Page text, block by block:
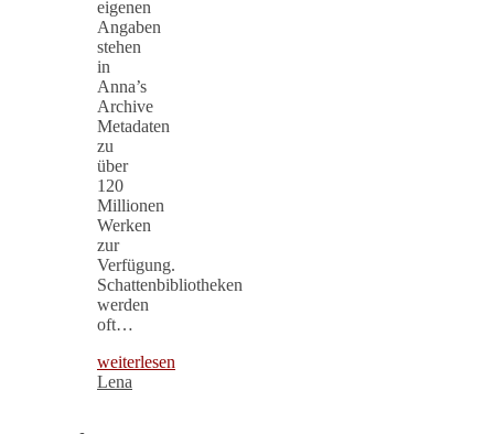
eigenen
Angaben
stehen
in
Anna’s
Archive
Metadaten
zu
über
120
Millionen
Werken
zur
Verfügung.
Schattenbibliotheken
werden
oft…
weiterlesen
Lena